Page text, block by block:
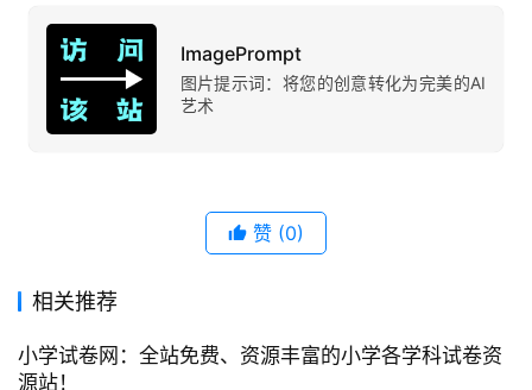
ImagePrompt
图片提示词：将您的创意转化为完美的AI
艺术
赞 (0)
相关推荐
小学试卷网：全站免费、资源丰富的小学各学科试卷资
源站！